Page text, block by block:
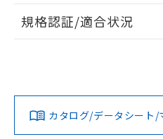
A: 40mm以上、B: 30mm以上
ログイン/
ダウンロードデータをご利用
みください。
ソフトウェアの使用条件
EU RoHS 注意事項・凡例
対応済み
規格認証/適合状況
LR型式承認
DNV型式承認
カタログ/データシート/